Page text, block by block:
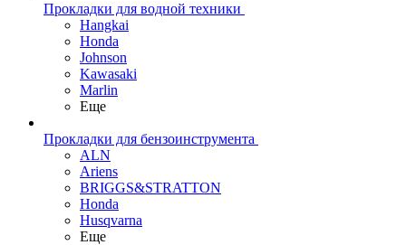
Прокладки для водной техники
Hangkai
Honda
Johnson
Kawasaki
Marlin
Еще
Прокладки для бензоинструмента
ALN
Ariens
BRIGGS&STRATTON
Honda
Husqvarna
Еще